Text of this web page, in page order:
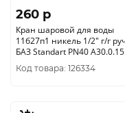
260 p
Кран шаровой для воды
11б27п1 никель 1/2" г/г ручка
БАЗ Standart PN40 А30.0.15
уп.60/1шт.
Код товара: 126334